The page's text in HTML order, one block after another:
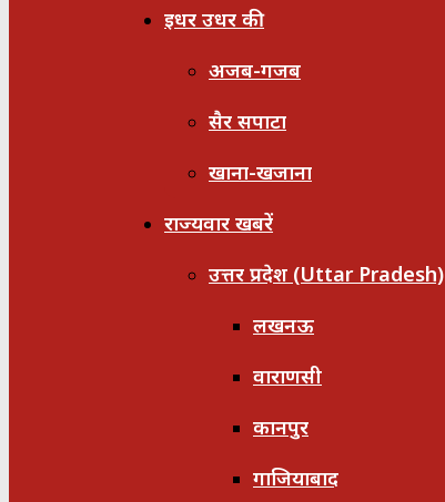
इधर उधर की
अजब-गजब
सैर सपाटा
खाना-खजाना
राज्यवार खबरें
उत्तर प्रदेश (Uttar Pradesh)
लखनऊ
वाराणसी
कानपुर
गाजियाबाद